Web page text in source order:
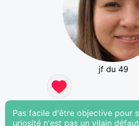
jf du 49
Pas facile d'être objective pour
uriosité n'est pas un vilain